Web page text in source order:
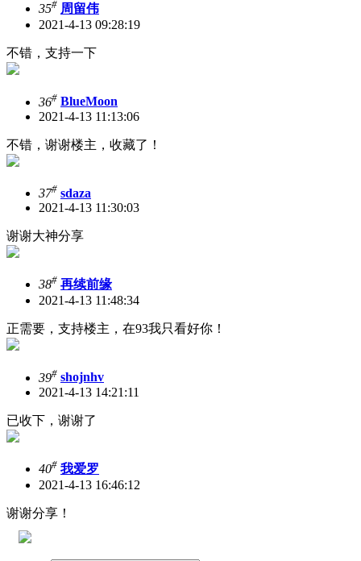
35# 周留伟
2021-4-13 09:28:19
不错，支持一下
36# BlueMoon
2021-4-13 11:13:06
不错，谢谢楼主，收藏了！
37# sdaza
2021-4-13 11:30:03
谢谢大神分享
38# 再续前缘
2021-4-13 11:48:34
正需要，支持楼主，在93我只看好你！
39# shojnhv
2021-4-13 14:21:11
已收下，谢谢了
40# 我爱罗
2021-4-13 16:46:12
谢谢分享！